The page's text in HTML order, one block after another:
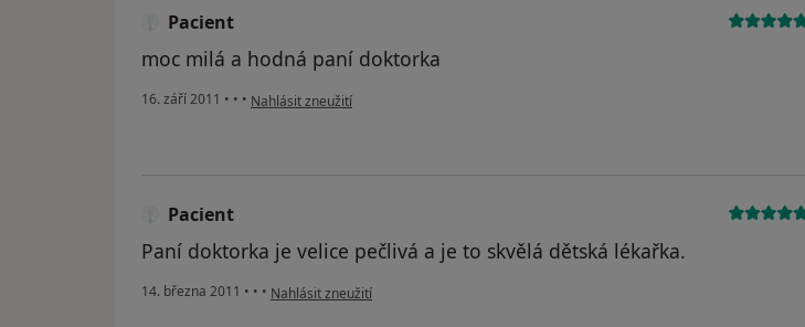
Pacient
moc milá a hodná paní doktorka
16. září 2011 • • • podle názoru uživatele Pacient
Nahlásit zneužití
Pacient
Paní doktorka je velice pečlivá a je to skvělá dětská lékařka.
14. března 2011 • • • podle názoru uživatele Pacient
Nahlásit zneužití